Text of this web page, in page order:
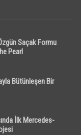
Saçak Formu
Pearl
Bütünleşen Bir
İlk Mercedes-